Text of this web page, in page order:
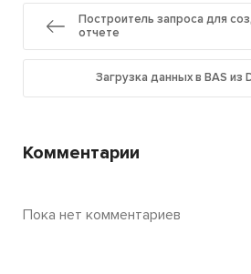
Построитель запроса для
отчете
Загрузка данных в BAS из
Комментарии
Пока нет комментариев